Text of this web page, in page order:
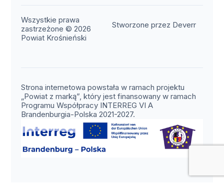
Wszystkie prawa
zastrzeżone © 2026
Powiat Krośnieński
Stworzone przez Deverr
Strona internetowa powstała w ramach projektu
„Powiat z marką”, który jest finansowany w ramach
Programu Współpracy INTERREG VI A
Brandenburgia-Polska 2021-2027.